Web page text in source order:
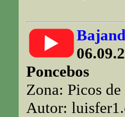
Poncebos
Zona: Picos
Autor: